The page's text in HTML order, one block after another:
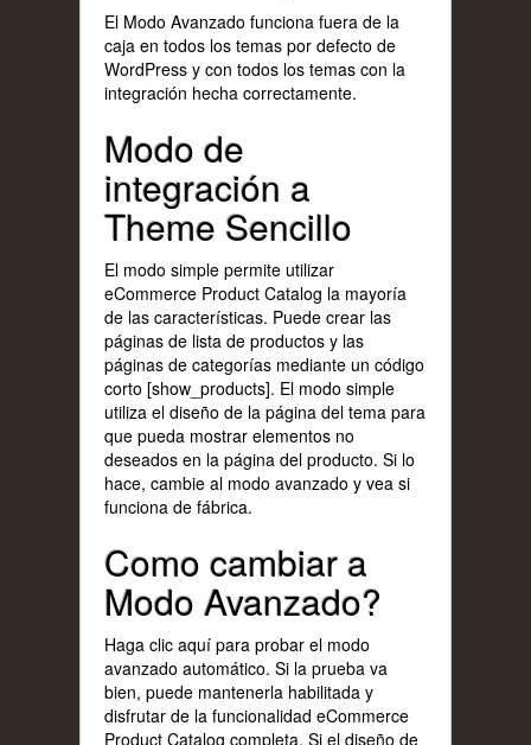
El Modo Avanzado funciona fuera de la
caja en todos los temas por defecto de
WordPress y con todos los temas con la
integración hecha correctamente.
Modo de
integración a
Theme Sencillo
El modo simple permite utilizar
eCommerce Product Catalog la mayoría
de las características. Puede crear las
páginas de lista de productos y las
páginas de categorías mediante un código
corto [show_products]. El modo simple
utiliza el diseño de la página del tema para
que pueda mostrar elementos no
deseados en la página del producto. Si lo
hace, cambie al modo avanzado y vea si
funciona de fábrica.
Como cambiar a
Modo Avanzado?
Haga clicaquí para probar el modo
avanzado automático. Si la prueba va
bien, puede mantenerla habilitada y
disfrutar de la funcionalidad eCommerce
Product Catalog completa. Si el diseño de